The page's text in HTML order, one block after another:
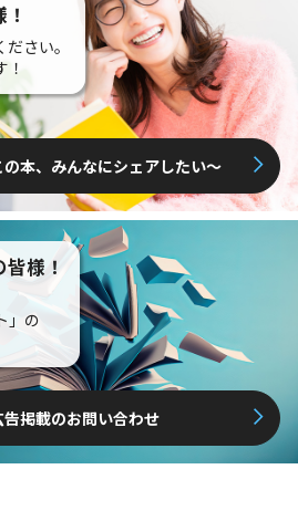
さい。
の本、みんなにシェアしたい〜
様！
」の
告掲載のお問い合わせ